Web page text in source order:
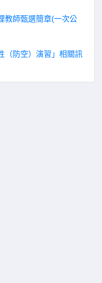
教師甄選簡章(一次公
（防空）演習」相關訊